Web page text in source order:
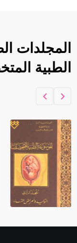
المجلدات
الطبية